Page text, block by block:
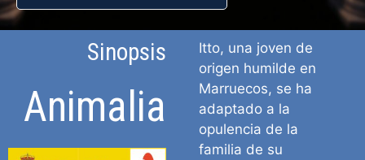
Sinopsis
Animalia
Itto, una joven de
origen humilde en
Marruecos, se ha
adaptado a la
opulencia de la
familia de su